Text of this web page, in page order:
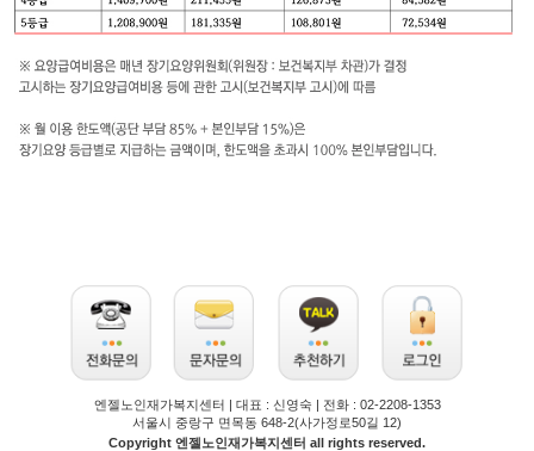
엔젤노인재가복지센터 | 대표 : 신영숙 | 전화 : 02-2208-1353
서울시 중랑구 면목동 648-2(사가정로50길 12)
Copyright 엔젤노인재가복지센터 all rights reserved.